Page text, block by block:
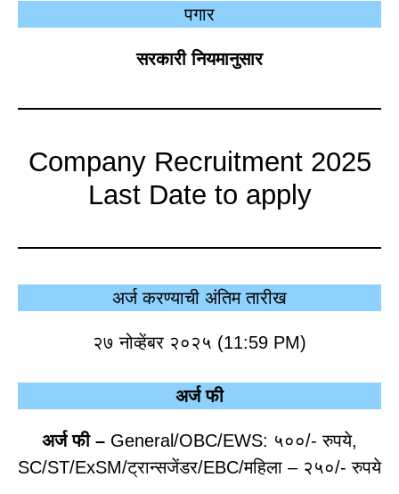
पगार
सरकारी नियमानुसार
Company Recruitment 2025
Last Date to apply
अर्ज करण्याची अंतिम तारीख
२७ नोव्हेंबर २०२५ (11:59 PM)
अर्ज फी
अर्ज फी – General/OBC/EWS: ५००/- रुपये,
SC/ST/ExSM/ट्रान्सजेंडर/EBC/महिला – २५०/- रुपये